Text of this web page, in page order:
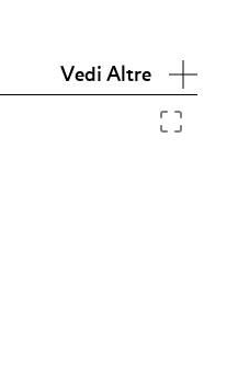
Vedi Altre